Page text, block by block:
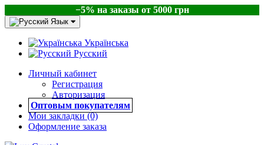
−5% на заказы от 5000 грн
Язык
Українська
Русский
Личный кабинет
Регистрация
Авторизация
Оптовым покупателям
Мои закладки (0)
Оформление заказа